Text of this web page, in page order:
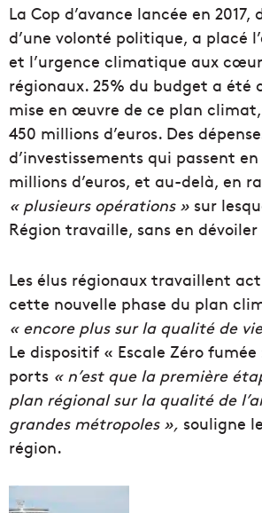
La Cop d’avance lancée en 2017,
d’une volonté politique, a placé
et l’urgence climatique aux
régionaux. 25% du budget a été
mise en œuvre de ce plan climat,
450 millions d’euros. Des
d’investissements qui passent
millions d’euros, et au-delà, en
« plusieurs opérations » sur
Région travaille, sans en
Les élus régionaux travaillent
cette nouvelle phase du plan
« encore plus sur la qualité de
Le dispositif « Escale Zéro
ports « n’est que la première
plan régional sur la qualité de
grandes métropoles », souligne
région.